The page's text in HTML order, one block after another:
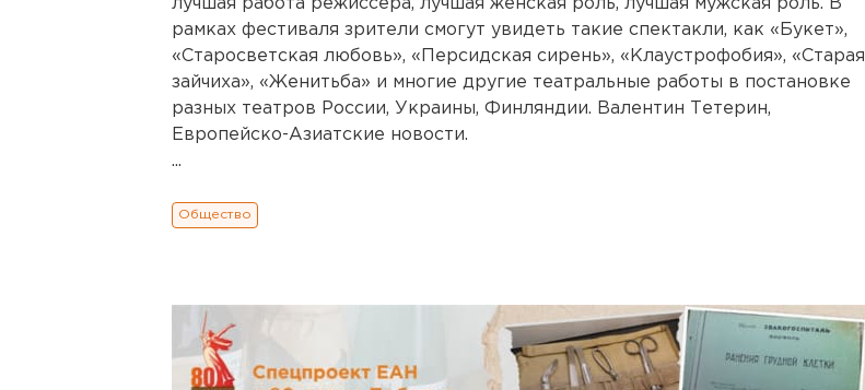
лучшая работа режиссера, лучшая женская роль, лучшая мужская роль. В
рамках фестиваля зрители смогут увидеть такие спектакли, как «Букет»,
«Старосветская любовь», «Персидская сирень», «Клаустрофобия», «Старая
зайчиха», «Женитьба» и многие другие театральные работы в постановке
разных театров России, Украины, Финляндии. Валентин Тетерин,
Европейско-Азиатские новости.
...
Общество